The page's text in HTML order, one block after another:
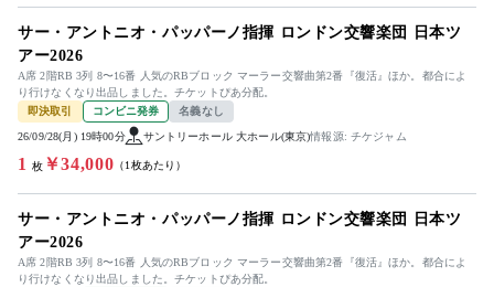
サー・アントニオ・パッパーノ指揮 ロンドン交響楽団 日本ツ
アー2026
A席 2階RB 3列 8〜16番 人気のRBブロック マーラー交響曲第2番『復活』ほか。都合によ
り行けなくなり出品しました。チケットぴあ分配。
即決取引
コンビニ発券 名義なし
26/09/28(月) 19時00分 サントリーホール 大ホール(東京)情報源: チケジャム
1 枚￥34,000 （1枚あたり）
サー・アントニオ・パッパーノ指揮 ロンドン交響楽団 日本ツ
アー2026
A席 2階RB 3列 8〜16番 人気のRBブロック マーラー交響曲第2番『復活』ほか。都合によ
り行けなくなり出品しました。チケットぴあ分配。